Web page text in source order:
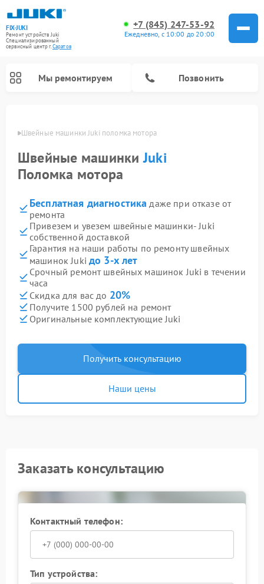
FIX-JUKI
Ремонт устройств Juki
Специализированный
cервисный центр г.Саратов
+7 (845) 247-53-92
Ежедневно, с 10:00 до 20:00
Мы ремонтируем Позвонить
Швейные машинки Juki поломка мотора
Швейные машинкиJuki
Поломка мотора
Бесплатная диагностика даже при отказе от
ремонта
Привезем и увезем швейные машинки- Juki
собственной доставкой
Гарантия на наши работы по ремонту швейных
машинок Juki до 3-х лет
Срочный ремонт швейных машинок Juki в течении
часа
Скидка для вас до 20%
Получите 1500 рублей на ремонт
Оригинальные комплектующие Juki
Получить консультацию
Наши цены
Заказать консультацию
Контактный телефон:
Тип устройства: